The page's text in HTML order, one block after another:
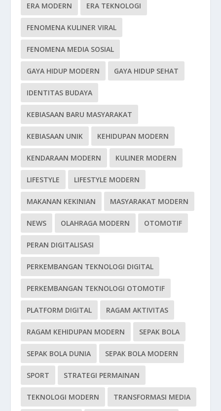
ERA MODERN ERA TEKNOLOGI
FENOMENA KULINER VIRAL
FENOMENA MEDIA SOSIAL
GAYA HIDUP MODERN GAYA HIDUP SEHAT
IDENTITAS BUDAYA
KEBIASAAN BARU MASYARAKAT
KEBIASAAN UNIK KEHIDUPAN MODERN
KENDARAAN MODERN KULINER MODERN
LIFESTYLE LIFESTYLE MODERN
MAKANAN KEKINIAN MASYARAKAT MODERN
NEWS OLAHRAGA MODERN OTOMOTIF
PERAN DIGITALISASI
PERKEMBANGAN TEKNOLOGI DIGITAL
PERKEMBANGAN TEKNOLOGI OTOMOTIF
PLATFORM DIGITAL RAGAM AKTIVITAS
RAGAM KEHIDUPAN MODERN SEPAK BOLA
SEPAK BOLA DUNIA SEPAK BOLA MODERN
SPORT STRATEGI PERMAINAN
TEKNOLOGI MODERN TRANSFORMASI MEDIA